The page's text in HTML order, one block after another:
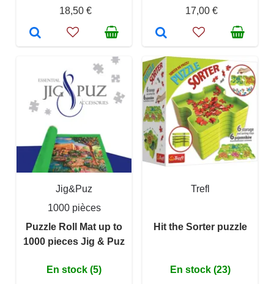
18,50 €
17,00 €
Jig&Puz
1000 pièces
Puzzle Roll Mat up to
1000 pieces Jig & Puz
En stock (5)
Trefl
Hit the Sorter puzzle
En stock (23)